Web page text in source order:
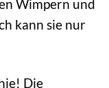
Wimpern und
kann sie nur
Die